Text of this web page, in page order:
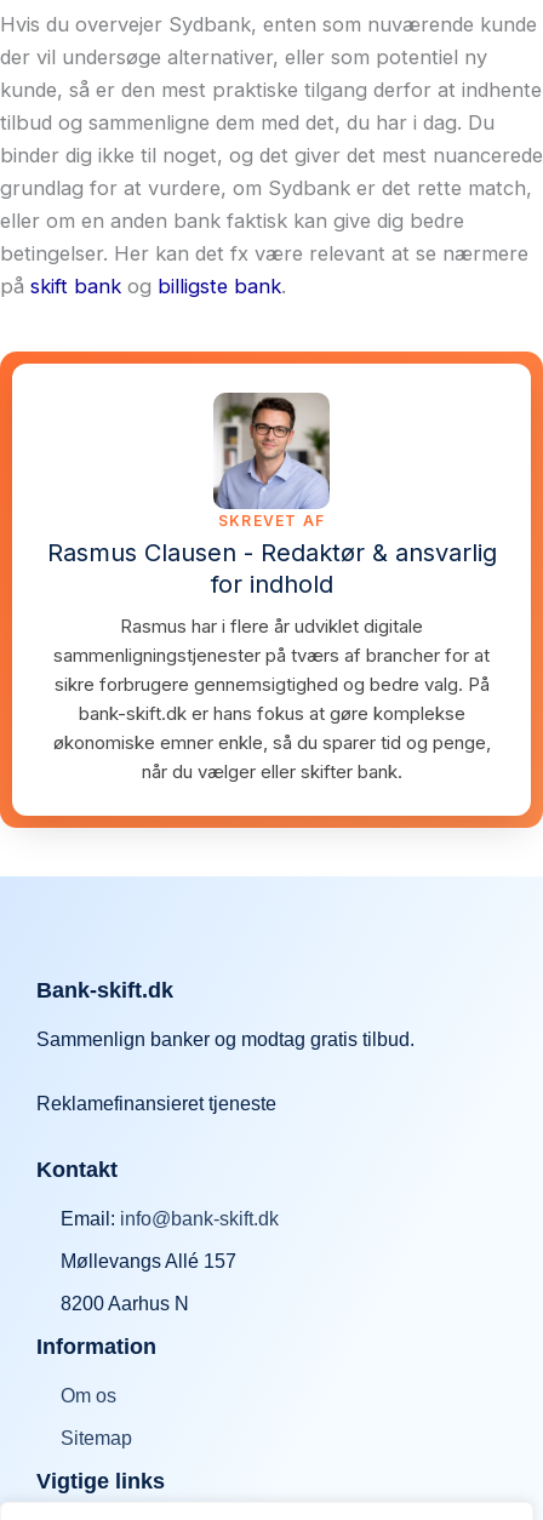
Hvis du overvejer Sydbank, enten som nuværende kunde
der vil undersøge alternativer, eller som potentiel ny
kunde, så er den mest praktiske tilgang derfor at indhente
tilbud og sammenligne dem med det, du har i dag. Du
binder dig ikke til noget, og det giver det mest nuancerede
grundlag for at vurdere, om Sydbank er det rette match,
eller om en anden bank faktisk kan give dig bedre
betingelser. Her kan det fx være relevant at se nærmere
på skift bank og billigste bank.
SKREVET AF
Rasmus Clausen - Redaktør & ansvarlig
for indhold
Rasmus har i flere år udviklet digitale
sammenligningstjenester på tværs af brancher for at
sikre forbrugere gennemsigtighed og bedre valg. På
bank-skift.dk er hans fokus at gøre komplekse
økonomiske emner enkle, så du sparer tid og penge,
når du vælger eller skifter bank.
Bank-skift.dk
Sammenlign banker og modtag gratis tilbud.
Reklamefinansieret tjeneste
Kontakt
Email: info@bank-skift.dk
Møllevangs Allé 157
8200 Aarhus N
Information
Om os
Sitemap
Vigtige links